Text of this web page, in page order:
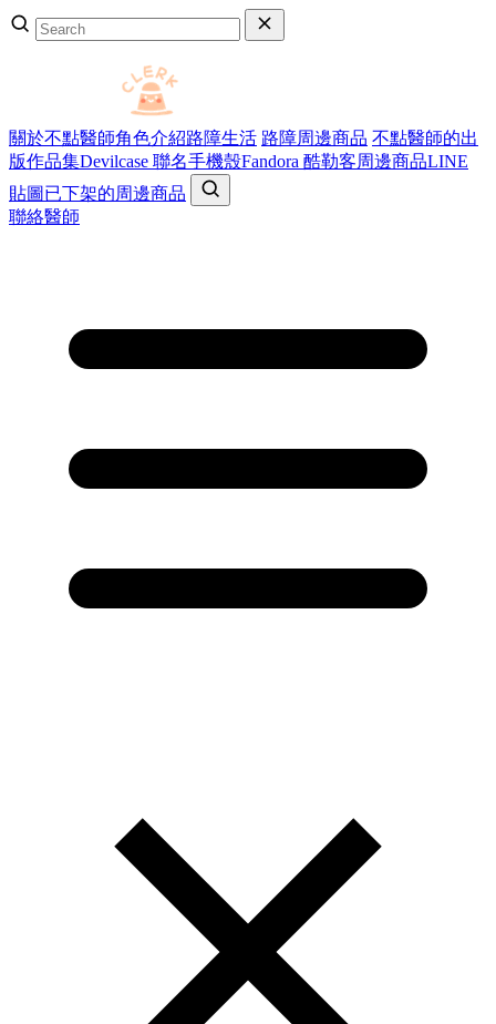
關於不點醫師角色介紹路障生活 路障周邊商品 不點醫師的出
版作品集Devilcase 聯名手機殼Fandora 酷勒客周邊商品LINE
貼圖 已下架的周邊商品
聯絡醫師